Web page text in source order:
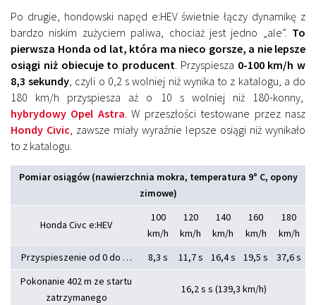
Po drugie, hondowski napęd e:HEV świetnie łączy dynamikę z
bardzo niskim zużyciem paliwa, chociaż jest jedno „ale”. To
pierwsza Honda od lat, która ma nieco gorsze, a nie lepsze
osiągi niż obiecuje to producent. Przyspiesza 0-100 km/h w
8,3 sekundy, czyli o 0,2 s wolniej niż wynika to z katalogu, a do
180 km/h przyspiesza aż o 10 s wolniej niż 180-konny,
hybrydowy Opel Astra. W przeszłości testowane przez nasz
Hondy Civic, zawsze miały wyraźnie lepsze osiągi niż wynikało
to z katalogu.
Pomiar osiągów (nawierzchnia mokra, temperatura 9° C, opony
zimowe)
Honda Civc e:HEV
100
km/h
120
km/h
140
km/h
160
km/h
180
km/h
Przyspieszenie od 0 do …
8,3 s 11,7 s 16,4 s 19,5 s
37,6 s
Pokonanie 402 m ze startu
zatrzymanego
16,2 s s (139,3 km/h)